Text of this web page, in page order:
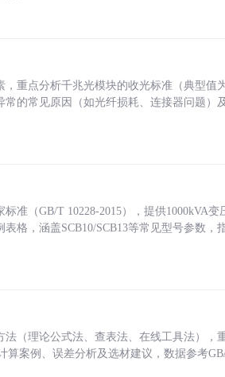
重点分析千兆光模块的收光标准（典型值
的常见原因（如光纤损耗、连接器问题）
准（GB/T 10228-2015），提供1000kVA
格，涵盖SCB10/SCB13等常见型号参数，
（理论公式法、查表法、在线工具法），
算案例、误差分析及选材建议，数据参考